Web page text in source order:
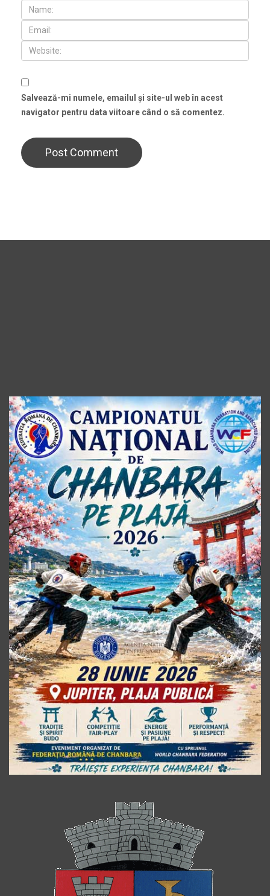
Salvează-mi numele, emailul și site-ul web în acest
navigator pentru data viitoare când o să comentez.